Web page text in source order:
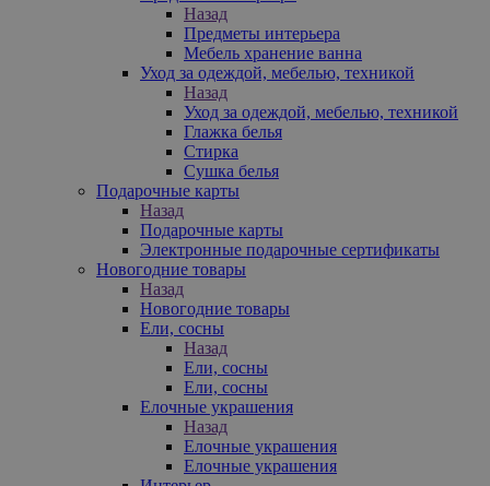
Назад
Предметы интерьера
Мебель хранение ванна
Уход за одеждой, мебелью, техникой
Назад
Уход за одеждой, мебелью, техникой
Глажка белья
Стирка
Сушка белья
Подарочные карты
Назад
Подарочные карты
Электронные подарочные сертификаты
Новогодние товары
Назад
Новогодние товары
Ели, сосны
Назад
Ели, сосны
Ели, сосны
Елочные украшения
Назад
Елочные украшения
Елочные украшения